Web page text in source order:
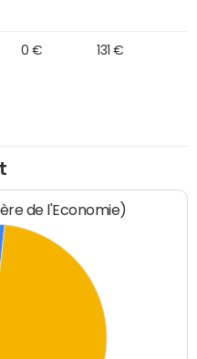
0 € 131 €
de l'Economie)